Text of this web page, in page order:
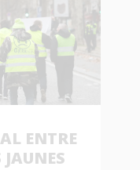
ENTRE
JAUNES